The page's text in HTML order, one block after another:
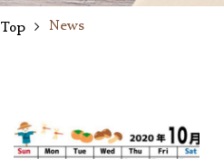
Top News